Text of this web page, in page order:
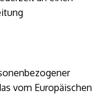
vom Europäischen